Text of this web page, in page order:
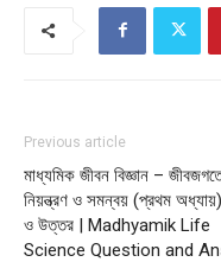
Previous article
মাধ্যমিক জীবন বিজ্ঞান –
নিয়ন্ত্রণ ও সমন্বয় (প্রথম
ও উত্তর | Madhyamik Life
Science Question and